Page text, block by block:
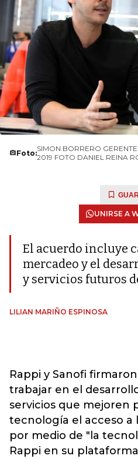
Foto:SIMON BORRERO
2019 FOTO DANIEL REINA
UNIRSE A
El acuerdo incluye
mercadeo y el
y servicios futuros
LILIAN MARIÑO ESPINOSA
Rappi y Sanofi
trabajar en el
servicios que mejoren
tecnología el acceso a
por medio de "la
Rappi en su